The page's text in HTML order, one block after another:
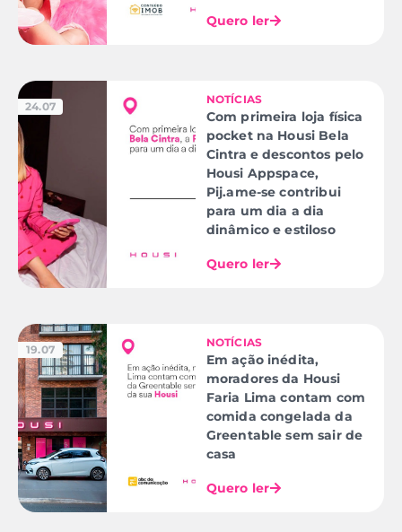
Quero ler
24.07
NOTÍCIAS
Com primeira loja física
pocket na Housi Bela
Cintra e descontos pelo
Housi Appspace,
Pij.ame-se contribui
para um dia a dia
dinâmico e estiloso
Quero ler
19.07
NOTÍCIAS
Em ação inédita,
moradores da Housi
Faria Lima contam com
comida congelada da
Greentable sem sair de
casa
Quero ler